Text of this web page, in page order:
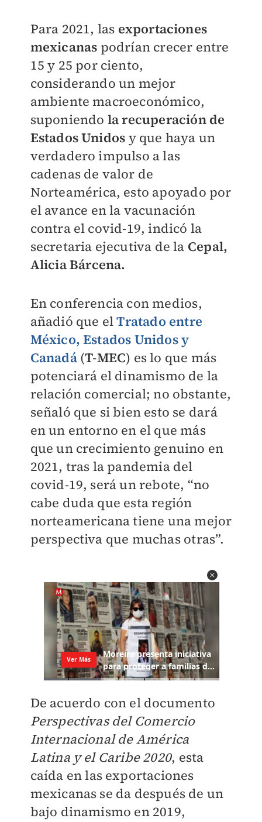
Para 2021, las exportaciones
mexicanas podrían crecer entre
15 y 25 por ciento,
considerando un mejor
ambiente macroeconómico,
suponiendo la recuperación de
Estados Unidos y que haya un
verdadero impulso a las
cadenas de valor de
Norteamérica, esto apoyado por
el avance en la vacunación
contra el covid-19, indicó la
secretaria ejecutiva de la Cepal,
Alicia Bárcena.
En conferencia con medios,
añadió que elTratado entre
México, Estados Unidos y
Canadá(T-MEC) es lo que más
potenciará el dinamismo de la
relación comercial; no obstante,
señaló que si bien esto se dará
en un entorno en el que más
que un crecimiento genuino en
2021, tras la pandemia del
covid-19, será un rebote, “no
cabe duda que esta región
norteamericana tiene una mejor
perspectiva que muchas otras”.
De acuerdo con el documento
Perspectivas del Comercio
Internacional de América
Latina y el Caribe 2020, esta
caída en las exportaciones
mexicanas se da después de un
bajo dinamismo en 2019,